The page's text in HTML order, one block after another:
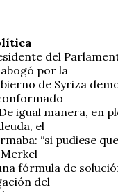
del
por la
de Syriza
igual manera, en
el
“si pudiese
fórmula de
del